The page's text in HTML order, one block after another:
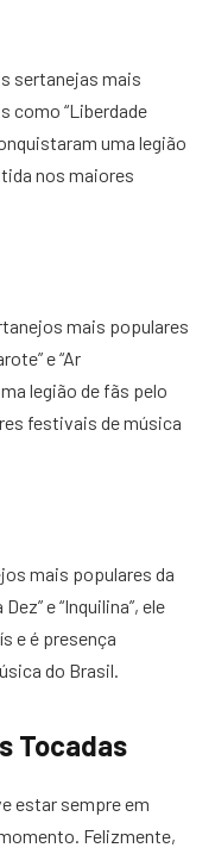
sertanejas mais
como “Liberdade
uma legião
nos maiores
mais populares
e “Ar
legião de fãs pelo
festivais de música
mais populares da
e “Inquilina”, ele
e é presença
do Brasil.
Tocadas
estar sempre em
Felizmente,